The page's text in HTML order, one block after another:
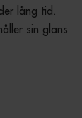
lång tid.
sin glans